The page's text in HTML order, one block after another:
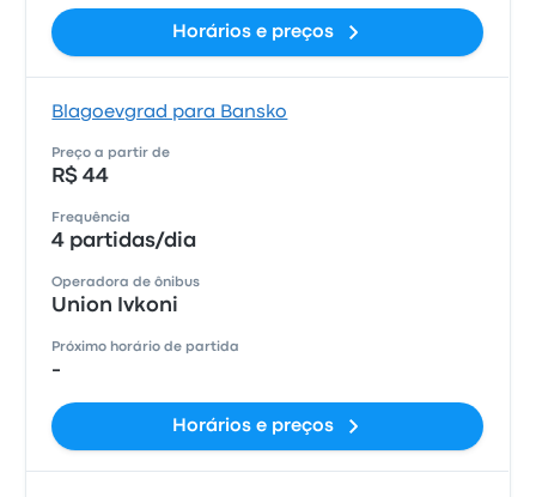
Horários e preços
Blagoevgrad para Bansko
Preço a partir de
R$ 44
Frequência
4 partidas/dia
Operadora de ônibus
Union Ivkoni
Próximo horário de partida
-
Horários e preços